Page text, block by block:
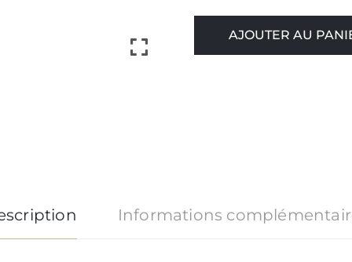
AJOUTER AU
Informations